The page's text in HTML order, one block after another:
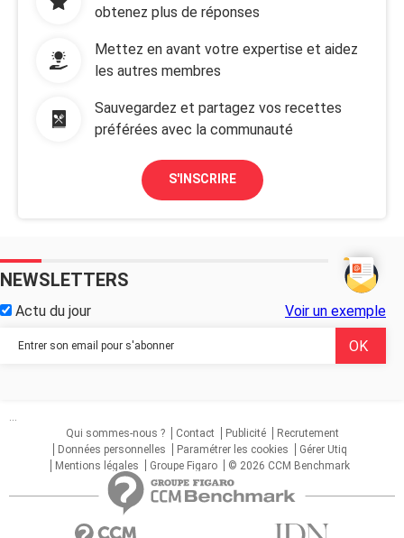
obtenez plus de réponses
Mettez en avant votre expertise et aidez
les autres membres
Sauvegardez et partagez vos recettes
préférées avec la communauté
S'INSCRIRE
NEWSLETTERS
Actu du jour Voir un exemple
...
Qui sommes-nous ?
Contact Publicité
Recrutement
Données personnelles
Paramétrer les cookies
Gérer Utiq
Mentions légales
Groupe Figaro © 2026 CCM Benchmark